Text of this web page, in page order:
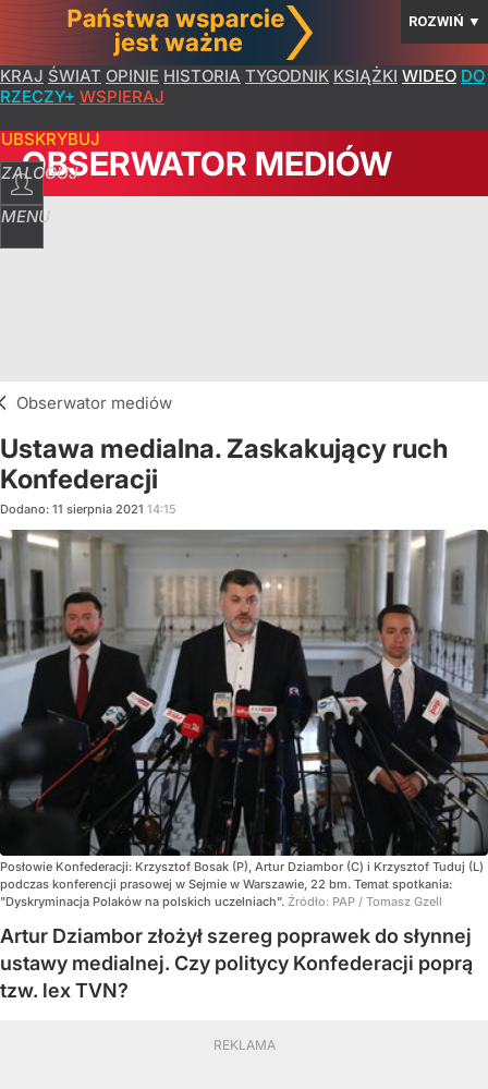
ROZWIŃ ▼
KRAJ ŚWIAT OPINIE HISTORIA TYGODNIK KSIĄŻKI WIDEO DO
RZECZY+ WSPIERAJ
ZALOGUJ
MENU
OBSERWATOR MEDIÓW
Obserwator mediów
Ustawa medialna. Zaskakujący ruch
Konfederacji
Dodano: 11 sierpnia 2021 14:15
Posłowie Konfederacji: Krzysztof Bosak (P), Artur Dziambor (C) i Krzysztof Tuduj (L)
podczas konferencji prasowej w Sejmie w Warszawie, 22 bm. Temat spotkania:
"Dyskryminacja Polaków na polskich uczelniach". Źródło: PAP / Tomasz Gzell
Artur Dziambor złożył szereg poprawek do słynnej
ustawy medialnej. Czy politycy Konfederacji poprą
tzw. lex TVN?